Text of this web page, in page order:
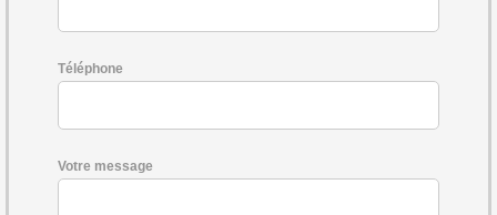
Téléphone
Votre message